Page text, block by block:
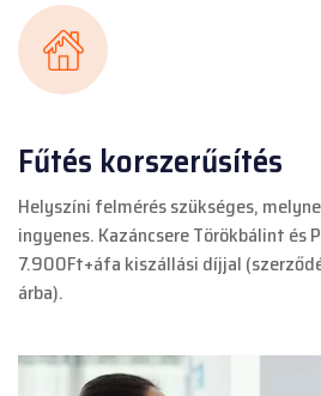
Fűtés korszerűsítés
Helyszíni felmérés szükséges,
ingyenes. Kazáncsere Törökbálint és
7.900Ft+áfa kiszállási díjjal
árba).